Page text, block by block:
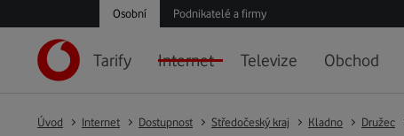
Osobní Podnikatelé a firmy
Tarify Internet Televize Obchod
Úvod Internet Dostupnost Středočeský kraj Kladno Družec